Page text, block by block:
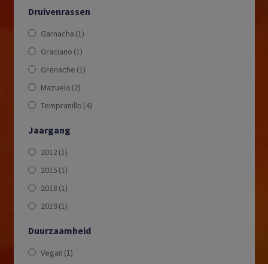
Druivenrassen
Garnacha (1)
Graciano (1)
Grenache (1)
Mazuelo (2)
Tempranillo (4)
Jaargang
2012 (1)
2015 (1)
2018 (1)
2019(1)
Duurzaamheid
Vegan (1)